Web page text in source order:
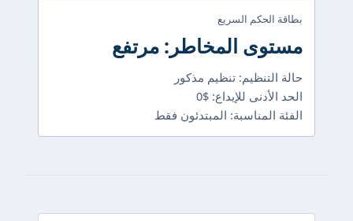
السريع
المخاطر: مرتفع
تنظيم مذكور
للإيداع: $0
المبتدئون فقط